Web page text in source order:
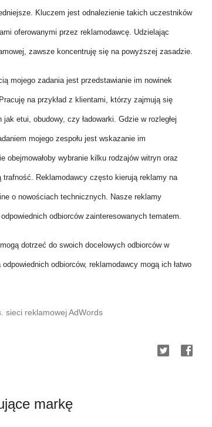
Kluczem jest odnalezienie takich uczestników
oferowanymi przez reklamodawcę. Udzielając
zawsze koncentruję się na powyższej zasadzie.
mojego zadania jest przedstawianie im nowinek
na przykład z klientami, którzy zajmują się
etui, obudowy, czy ładowarki. Gdzie w rozległej
mojego zespołu jest wskazanie im
obejmowałoby wybranie kilku rodzajów witryn oraz
Reklamodawcy często kierują reklamy na
o nowościach technicznych. Nasze reklamy
odbiorców zainteresowanych tematem.
dotrzeć do swoich docelowych odbiorców w
odbiorców, reklamodawcy mogą ich łatwo
sieci reklamowej AdWords
markę